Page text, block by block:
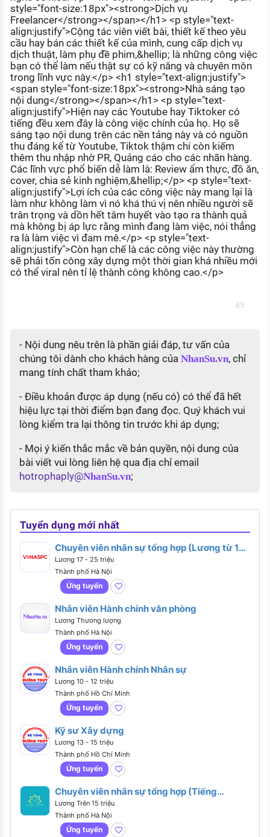
XÂY DỰNG VÀ PHÁT TRIỂN ĐỘI NGŨ
NHÂN SỰ
TUYỂN DỤNG VIỆC LÀM
style="font-size:18px"><strong>Dịch vụ
Freelancer</strong></span></h1> <p style="text-
align:justify">Cộng tác viên viết bài, thiết kế theo yêu
cầu hay bán các thiết kế của mình, cung cấp dịch vụ
dịch thuật, làm phụ đề phim,&hellip; là những công việc
bạn có thể làm nếu thật sự có kỹ năng và chuyên môn
trong lĩnh vực này.</p> <h1 style="text-align:justify">
<span style="font-size:18px"><strong>Nhà sáng tạo
nội dung</strong></span></h1> <p style="text-
align:justify">Hiện nay các Youtube hay Tiktoker có
tiếng đều xem đây là công việc chính của họ. Họ sẽ
sáng tạo nội dung trên các nền tảng này và có nguồn
thu đáng kể từ Youtube, Tiktok thậm chí còn kiếm
thêm thu nhập nhờ PR, Quảng cáo cho các nhãn hàng.
Các lĩnh vực phổ biến dễ làm là: Review ẩm thực, đồ ăn,
cover, chia sẻ kinh nghiệm,&hellip;</p> <p style="text-
align:justify">Lợi ích của các công việc này mang lại là
làm như không làm vì nó khá thú vị nên nhiều người sẽ
trân trọng và dồn hết tâm huyết vào tạo ra thành quả
mà không bị áp lực rằng mình đang làm việc, nói thẳng
ra là làm việc vì đam mê.</p> <p style="text-
align:justify">Còn hạn chế là các công việc này thường
sẽ phải tốn công xây dựng một thời gian khá nhiều mới
có thể viral nên tỉ lệ thành công không cao.</p>
65
- Nội dung nêu trên là phần giải đáp, tư vấn của
chúng tôi dành cho khách hàng của NhanSu.vn, chỉ
mang tính chất tham khảo;
- Điều khoản được áp dụng (nếu có) có thể đã hết
hiệu lực tại thời điểm bạn đang đọc. Quý khách vui
lòng kiểm tra lại thông tin trước khi áp dụng;
- Mọi ý kiến thắc mắc về bản quyền, nội dung của
bài viết vui lòng liên hệ qua địa chỉ email
hotrophaply@NhanSu.vn;
Tuyển dụng mới nhất
Chuyên viên nhân sự tổng hợp (Lương từ 17 -
25 triệu)
Lương 17 - 25 triệu
Thành phố Hà Nội
Ứng tuyển
Nhân viên Hành chính văn phòng
Lương Thương lượng
Thành phố Hà Nội
Ứng tuyển
Nhân viên Hành chính Nhân sự
Lương 10 - 12 triệu
Thành phố Hồ Chí Minh
Ứng tuyển
Kỹ sư Xây dựng
Lương 13 - 15 triệu
Thành phố Hồ Chí Minh
Ứng tuyển
Chuyên viên nhân sự tổng hợp (Tiếng
Anh giao tiếp)
Lương Trên 15 triệu
Thành phố Hà Nội
Ứng tuyển